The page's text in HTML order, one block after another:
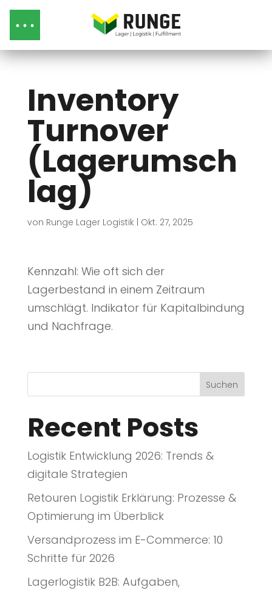
Inventory
Turnover
(Lagerumsch
lag)
von Runge Lager Logistik Okt. 27, 2025
Kennzahl: Wie oft sich der
Lagerbestand in einem Zeitraum
umschlägt. Indikator für Kapitalbindung
und Nachfrage.
Suchen
Recent Posts
Logistik Entwicklung 2026: Trends &
digitale Strategien
Retouren Logistik Erklärung: Prozesse &
Optimierung im Überblick
Versandprozess im E-Commerce: 10
Schritte für 2026
Lagerlogistik B2B: Aufgaben,